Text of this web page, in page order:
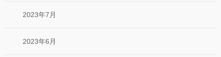
2023年7月
2023年6月